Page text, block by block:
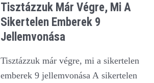
Tisztázzuk Már Végre, Mi A
Sikertelen Emberek 9
Jellemvonása
Tisztázzuk már végre, mi a sikertelen
emberek 9 jellemvonása A sikertelen